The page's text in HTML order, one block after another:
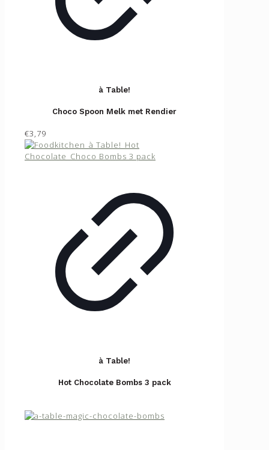
à Table!
Choco Spoon Melk met Rendier
€3,79
à Table!
Hot Chocolate Bombs 3 pack